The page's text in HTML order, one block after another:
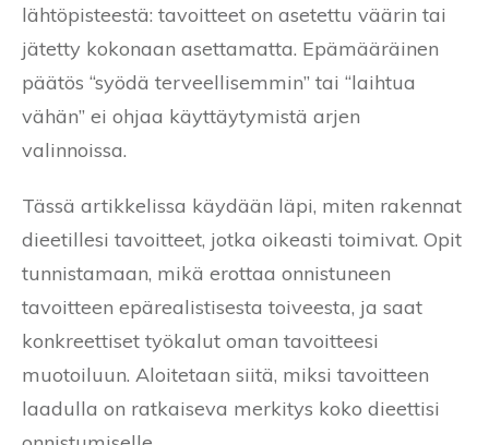
lähtöpisteestä: tavoitteet on asetettu väärin tai
jätetty kokonaan asettamatta. Epämääräinen
päätös “syödä terveellisemmin” tai “laihtua
vähän” ei ohjaa käyttäytymistä arjen
valinnoissa.
Tässä artikkelissa käydään läpi, miten rakennat
dieetillesi tavoitteet, jotka oikeasti toimivat. Opit
tunnistamaan, mikä erottaa onnistuneen
tavoitteen epärealistisesta toiveesta, ja saat
konkreettiset työkalut oman tavoitteesi
muotoiluun. Aloitetaan siitä, miksi tavoitteen
laadulla on ratkaiseva merkitys koko dieettisi